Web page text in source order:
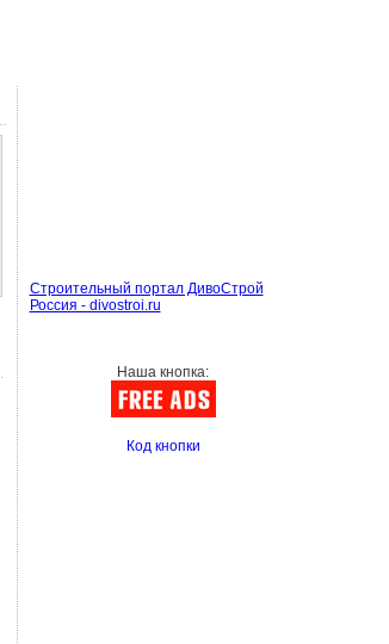
Строительный портал ДивоСтрой
Россия - divostroi.ru
Наша кнопка:
Код кнопки